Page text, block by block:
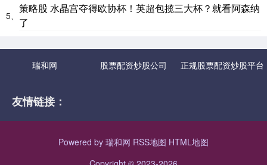
5、
策略股 水晶宫夺得欧协杯！英超包揽三大杯？就看阿森纳
了
瑞和网 股票配资炒股公司 正规股票配资炒股平台
友情链接：
Powered by 瑞和网 RSS地图 HTML地图